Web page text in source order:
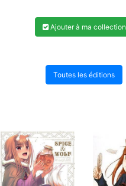
Ajouter à ma collection
Toutes les éditions